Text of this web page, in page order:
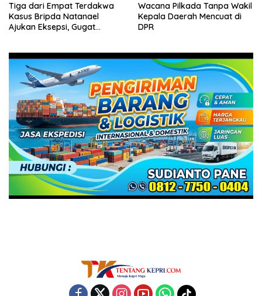
Tiga dari Empat Terdakwa
Kasus Bripda Natanael
Ajukan Eksepsi, Gugat
Wacana Pilkada Tanpa Wakil
Kepala Daerah Mencuat di
DPR